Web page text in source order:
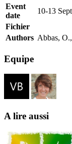
Event
date
10-13
Fichier
Authors Abbas,
Equipe
A lire aussi